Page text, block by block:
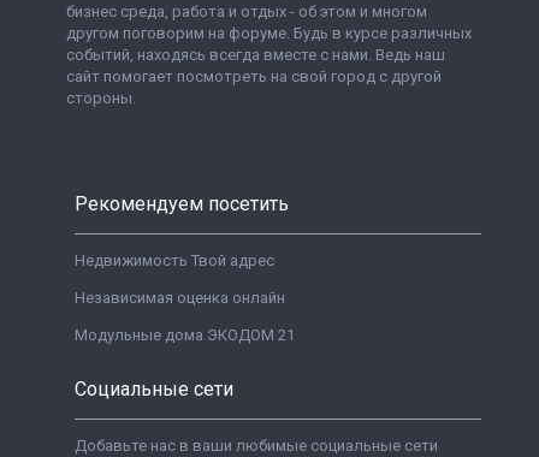
бизнес среда, работа и отдых - об этом и многом
другом поговорим на форуме. Будь в курсе различных
событий, находясь всегда вместе с нами. Ведь наш
сайт помогает посмотреть на свой город с другой
стороны.
Рекомендуем посетить
Недвижимость Твой адрес
Независимая оценка онлайн
Модульные дома ЭКОДОМ 21
Социальные сети
Добавьте нас в ваши любимые социальные сети